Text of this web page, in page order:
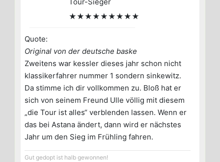
★★★★★★★★★
Quote:
Original von der deutsche baske
Zweitens war kessler dieses jahr schon nicht
klassikerfahrer nummer 1 sondern sinkewitz.
Da stimme ich dir vollkommen zu. Bloß hat er
sich von seinem Freund Ulle völlig mit diesem
„die Tour ist alles“ verblenden lassen. Wenn er
das bei Astana ändert, dann wird er nächstes
Jahr um den Sieg im Frühling fahren.
Gut gedopt ist halb gewonnen!